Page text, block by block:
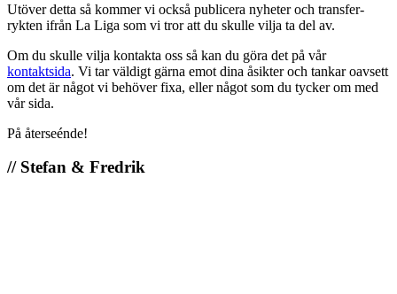
Utöver detta så kommer vi också publicera nyheter och transfer-
rykten ifrån La Liga som vi tror att du skulle vilja ta del av.
Om du skulle vilja kontakta oss så kan du göra det på vår
kontaktsida. Vi tar väldigt gärna emot dina åsikter och tankar oavsett
om det är något vi behöver fixa, eller något som du tycker om med
vår sida.
På återseénde!
// Stefan & Fredrik